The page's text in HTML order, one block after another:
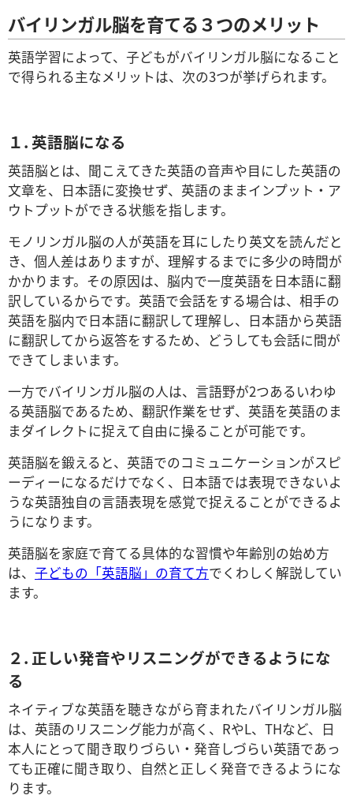
バイリンガル脳を育てる３つのメリット
英語学習によって、子どもがバイリンガル脳になること
で得られる主なメリットは、次の3つが挙げられます。
１. 英語脳になる
英語脳とは、聞こえてきた英語の音声や目にした英語の
文章を、日本語に変換せず、英語のままインプット・ア
ウトプットができる状態を指します。
モノリンガル脳の人が英語を耳にしたり英文を読んだと
き、個人差はありますが、理解するまでに多少の時間が
かかります。その原因は、脳内で一度英語を日本語に翻
訳しているからです。英語で会話をする場合は、相手の
英語を脳内で日本語に翻訳して理解し、日本語から英語
に翻訳してから返答をするため、どうしても会話に間が
できてしまいます。
一方でバイリンガル脳の人は、言語野が2つあるいわゆ
る英語脳であるため、翻訳作業をせず、英語を英語のま
まダイレクトに捉えて自由に操ることが可能です。
英語脳を鍛えると、英語でのコミュニケーションがスピ
ーディーになるだけでなく、日本語では表現できないよ
うな英語独自の言語表現を感覚で捉えることができるよ
うになります。
英語脳を家庭で育てる具体的な習慣や年齢別の始め方
は、 子どもの「英語脳」の育て方でくわしく解説してい
ます。
２. 正しい発音やリスニングができるようにな
る
ネイティブな英語を聴きながら育まれたバイリンガル脳
は、英語のリスニング能力が高く、RやL、THなど、日
本人にとって聞き取りづらい・発音しづらい英語であっ
ても正確に聞き取り、自然と正しく発音できるようにな
ります。